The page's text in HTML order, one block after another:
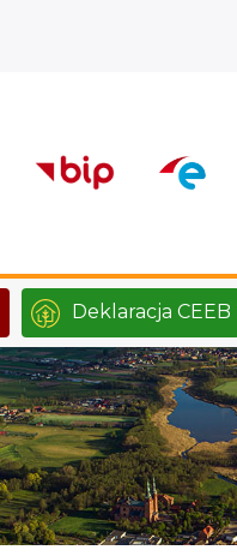
Deklaracja CEEB